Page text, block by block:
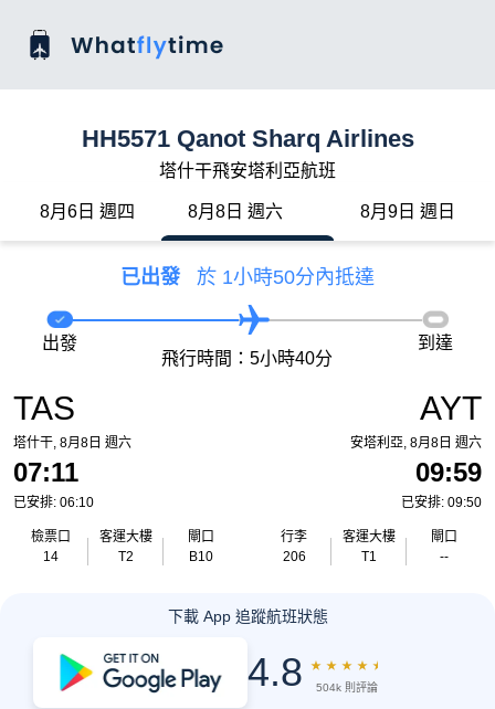
HH5571 Qanot Sharq Airlines
塔什干飛安塔利亞航班
8月6日 週四 8月8日 週六 8月9日 週日
已出發 於 1小時50分內抵達
TAS
塔什干, 8月8日 週六
07:11
已安排: 06:10
檢票口
14
客運大樓
T2
閘口
B10
出發
飛行時間：5小時40分
到達
AYT
安塔利亞, 8月8日 週六
09:59
已安排: 09:50
行李
206
客運大樓
T1
閘口
--
下載 App 追蹤航班狀態
4.8 ★ ★ ★ ★ ★
504k 則評論